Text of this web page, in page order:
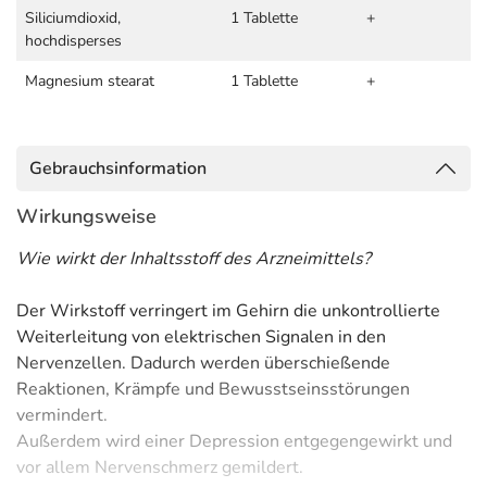
Siliciumdioxid,
hochdisperses
1 Tablette +
Magnesium stearat 1 Tablette +
Gebrauchsinformation
Wirkungsweise
Wie wirkt der Inhaltsstoff des Arzneimittels?
Der Wirkstoff verringert im Gehirn die unkontrollierte
Weiterleitung von elektrischen Signalen in den
Nervenzellen. Dadurch werden überschießende
Reaktionen, Krämpfe und Bewusstseinsstörungen
vermindert.
Außerdem wird einer Depression entgegengewirkt und
vor allem Nervenschmerz gemildert.